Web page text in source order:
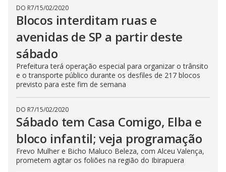
DO R7/15/02/2020
Blocos interditam ruas e
avenidas de SP a partir deste
sábado
Prefeitura terá operação especial para organizar o trânsito
e o transporte público durante os desfiles de 217 blocos
previsto para este fim de semana
DO R7/15/02/2020
Sábado tem Casa Comigo, Elba e
bloco infantil; veja programação
Frevo Mulher e Bicho Maluco Beleza, com Alceu Valença,
prometem agitar os foliões na região do Ibirapuera